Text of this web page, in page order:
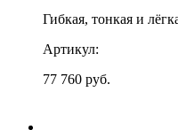
Гибкая, тонкая и
Артикул:
77 760 руб.